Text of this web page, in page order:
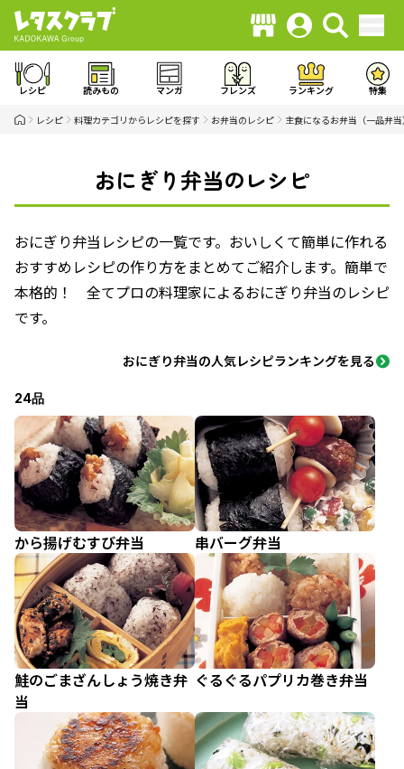
レシピ 読みもの マンガ フレンズ ランキング 特集
レシピ 料理カテゴリからレシピを探す お弁当のレシピ 主食になるお弁当（一品弁
おにぎり弁当のレシピ
おにぎり弁当レシピの一覧です。おいしくて簡単に作れる
おすすめレシピの作り方をまとめてご紹介します。簡単で
本格的！ 全てプロの料理家によるおにぎり弁当のレシピ
です。
おにぎり弁当の人気レシピランキングを見る
24品
から揚げむすび弁当 串バーグ弁当
鮭のごまざんしょう焼き弁
当
ぐるぐるパプリカ巻き弁当